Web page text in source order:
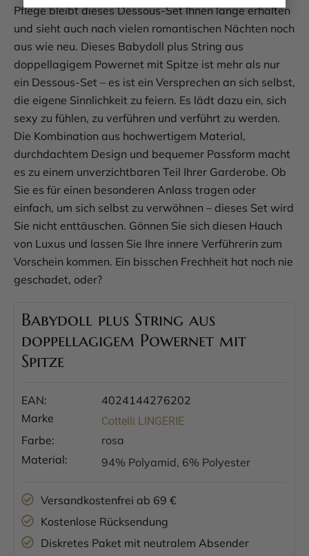
Pflege bleibt dieses Dessous-Set Ihnen lange erhalten
und sieht auch nach vielen romantischen Nächten noch
aus wie neu. Dieses Babydoll plus String aus
doppellagigem Powernet mit Spitze ist mehr als nur
ein Dessous-Set – es ist ein Versprechen an sich selbst,
die eigene Sinnlichkeit zu feiern. Es lädt dazu ein, sich
sexy zu fühlen, zu verführen und verführt zu werden.
Die Kombination aus hochwertigem Material,
durchdachtem Design und bequemer Passform macht
es zu einem unverzichtbaren Teil Ihrer Garderobe. Ob
Sie es für einen besonderen Anlass tragen oder
einfach, um sich selbst zu verwöhnen – dieses Set wird
Sie nicht enttäuschen. Gönnen Sie sich diesen Hauch
von Luxus und lassen Sie Ihre innere Verführerin zum
Vorschein kommen. Ein bisschen Frechheit hat noch nie
geschadet, oder?
Babydoll plus String aus
doppellagigem Powernet mit
Spitze
EAN:
4024144276202
Marke
Cottelli LINGERIE
Farbe:
rosa
Material:
94% Polyamid, 6% Polyester
Versandkostenfrei ab 69 €
Kostenlose Rücksendung
Diskretes Paket mit neutralem Absender